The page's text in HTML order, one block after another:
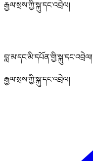
རྒྱལ་སྲས་ཀྱི་སྐུ་དང་འབྲེལ།
བླ་མ་དང་མི་དཔོན་གྱི་སྐུ་དང་འབྲེལ།
རྒྱལ་སྲས་ཀྱི་སྐུ་དང་འབྲེལ།